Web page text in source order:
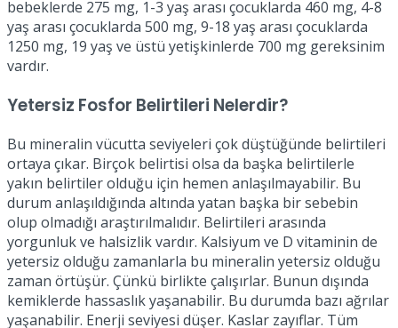
bebeklerde 275 mg, 1-3 yaş arası çocuklarda 460 mg, 4-8
yaş arası çocuklarda 500 mg, 9-18 yaş arası çocuklarda
1250 mg, 19 yaş ve üstü yetişkinlerde 700 mg gereksinim
vardır.
Yetersiz Fosfor Belirtileri Nelerdir?
Bu mineralin vücutta seviyeleri çok düştüğünde belirtileri
ortaya çıkar. Birçok belirtisi olsa da başka belirtilerle
yakın belirtiler olduğu için hemen anlaşılmayabilir. Bu
durum anlaşıldığında altında yatan başka bir sebebin
olup olmadığı araştırılmalıdır. Belirtileri arasında
yorgunluk ve halsizlik vardır. Kalsiyum ve D vitaminin de
yetersiz olduğu zamanlarla bu mineralin yetersiz olduğu
zaman örtüşür. Çünkü birlikte çalışırlar. Bunun dışında
kemiklerde hassaslık yaşanabilir. Bu durumda bazı ağrılar
yaşanabilir. Enerji seviyesi düşer. Kaslar zayıflar. Tüm